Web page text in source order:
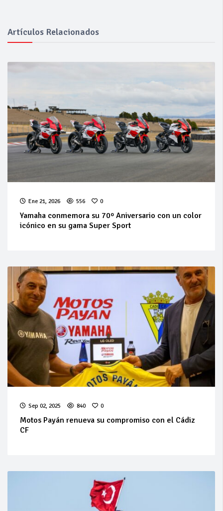
Artículos Relacionados
Ene 21, 2026 556 0
Yamaha conmemora su 70º Aniversario con un color
icónico en su gama Super Sport
Sep 02, 2025 840 0
Motos Payán renueva su compromiso con el Cádiz
CF